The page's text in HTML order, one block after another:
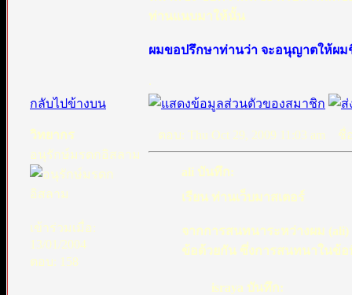
ท่านแนบมาให้นั้น
ผมขอปรึกษาท่านว่า จะอนุญาตให้ผม
.
กลับไปข้างบน
วิทยากร
อนุรักษ์มรดกอิสลาม
เข้าร่วมเมื่อ:
13/01/2004
ตอบ: 158
ตอบ: Thu Oct 29, 2009 11:03 am ชื่
ali บันทึก:
เรียน ท่านเว็บมาสเตอร์
จากการสนทนาระหว่างผม
ข้อด้วยกัน ซึ่งการสนทนาในข้อ
israya บันทึก: